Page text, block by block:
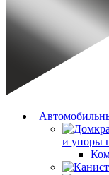
и упоры